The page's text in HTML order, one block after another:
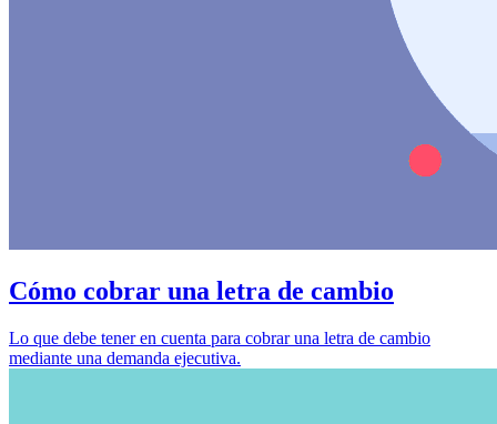
Cómo cobrar una letra de cambio
Lo que debe tener en cuenta para cobrar una letra de cambio
mediante una demanda ejecutiva.